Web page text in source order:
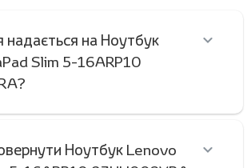
надається на Ноутбук
Slim 5-16ARP10
Ноутбук Lenovo